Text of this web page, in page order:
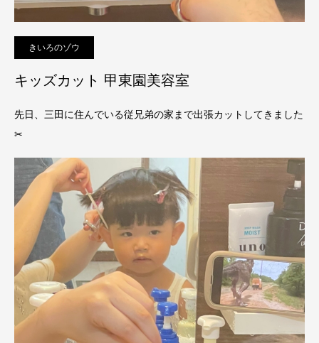
きいろのゾウ
キッズカット 甲東園美容室
先日、三田に住んでいる従兄弟の家まで出張カットしてきました
✂︎